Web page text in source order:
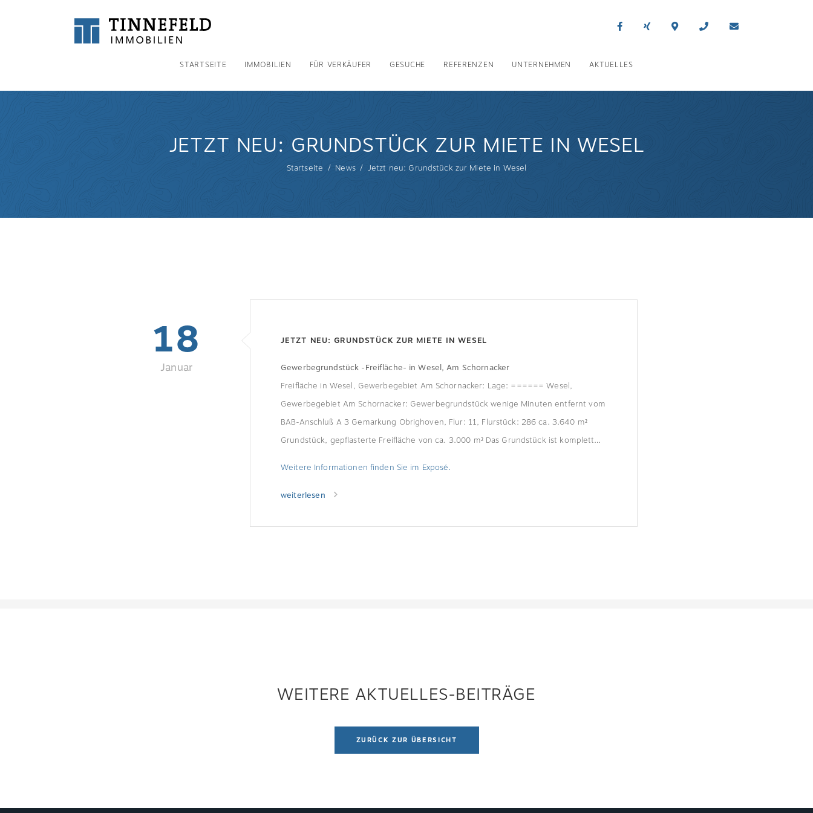
STARTSEITE IMMOBILIEN FÜR VERKÄUFER GESUCHE REFERENZEN UNTERNEHMEN AKTUELLES
JETZT NEU: GRUNDSTÜCK ZUR MIETE IN WESEL
Startseite News Jetzt neu: Grundstück zur Miete in Wesel
18
Januar
JETZT NEU: GRUNDSTÜCK ZUR MIETE IN WESEL
Gewerbegrundstück -Freifläche- in Wesel, Am Schornacker
Freifläche in Wesel, Gewerbegebiet Am Schornacker: Lage: ====== Wesel,
Gewerbegebiet Am Schornacker: Gewerbegrundstück wenige Minuten entfernt vom
BAB-Anschluß A 3 Gemarkung Obrighoven, Flur: 11, Flurstück: 286 ca. 3.640 m²
Grundstück, gepflasterte Freifläche von ca. 3.000 m² Das Grundstück ist komplett…
Weitere Informationen finden Sie im Exposé.
weiterlesen
WEITERE AKTUELLES-BEITRÄGE
ZURÜCK ZUR ÜBERSICHT